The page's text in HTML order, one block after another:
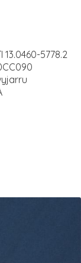
13.0460-5778.2